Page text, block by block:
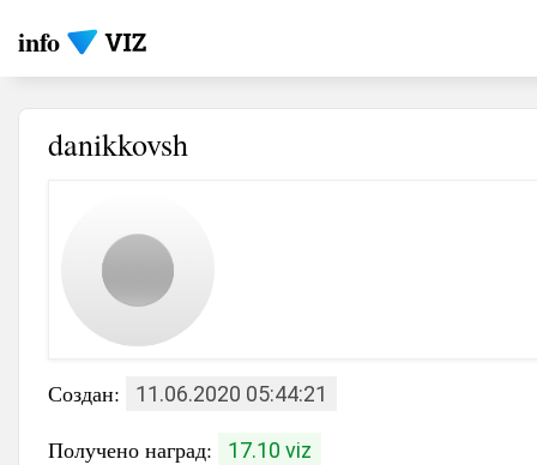
info
danikkovsh
Создан: 11.06.2020 05:44:21
Получено наград: 17.10 viz